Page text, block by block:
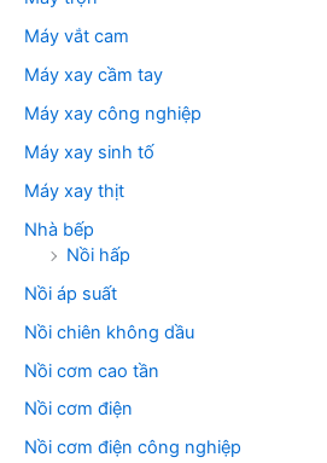
Máy vắt cam
Máy xay cầm tay
Máy xay công nghiệp
Máy xay sinh tố
Máy xay thịt
Nhà bếp
Nồi hấp
Nồi áp suất
Nồi chiên không dầu
Nồi cơm cao tần
Nồi cơm điện
Nồi cơm điện công nghiệp